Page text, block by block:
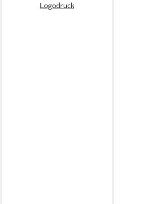
Logodruck